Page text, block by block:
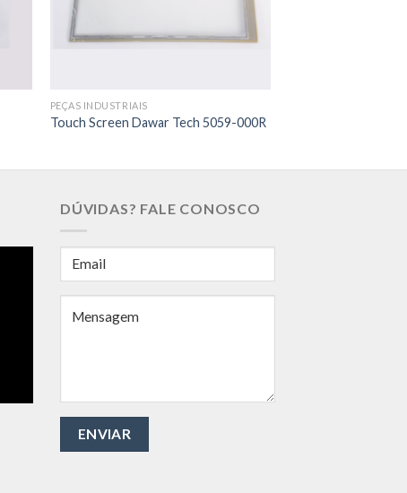
PEÇAS INDUSTRIAIS
Touch Screen Dawar Tech 5059-000R
DÚVIDAS? FALE CONOSCO